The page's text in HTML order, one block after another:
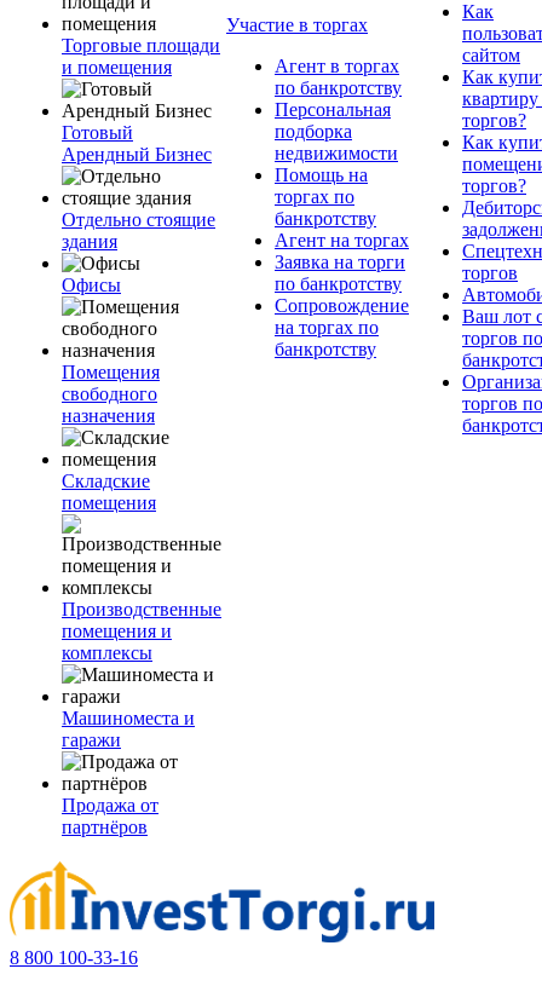
Торговые площади
и помещения
Готовый
Арендный Бизнес
Отдельно стоящие
здания
Офисы
Помещения
свободного
назначения
Складские
помещения
Производственные
помещения и
комплексы
Машиноместа и
гаражи
Продажа от
партнёров
Участие в торгах
Агент в торгах
по банкротству
Персональная
подборка
недвижимости
Помощь на
торгах по
банкротству
Агент на торгах
Заявка на торги
по банкротству
Сопровождение
на торгах по
банкротству
Как
сайтом
Как
квартиру
торгов?
Как
торгов?
торгов
Ваш лот
торгов по
торгов по
8 800 100-33-16